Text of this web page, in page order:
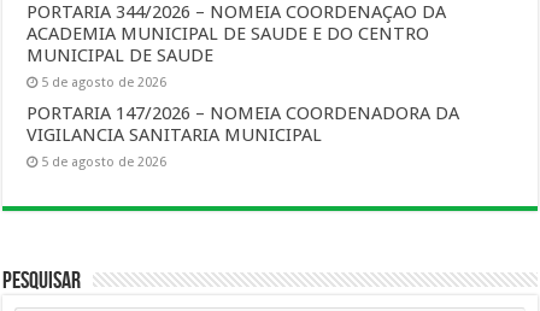
PORTARIA 344/2026 – NOMEIA COORDENAÇAO DA
ACADEMIA MUNICIPAL DE SAUDE E DO CENTRO
MUNICIPAL DE SAUDE
5 de agosto de 2026
PORTARIA 147/2026 – NOMEIA COORDENADORA DA
VIGILANCIA SANITARIA MUNICIPAL
5 de agosto de 2026
Pesquisar